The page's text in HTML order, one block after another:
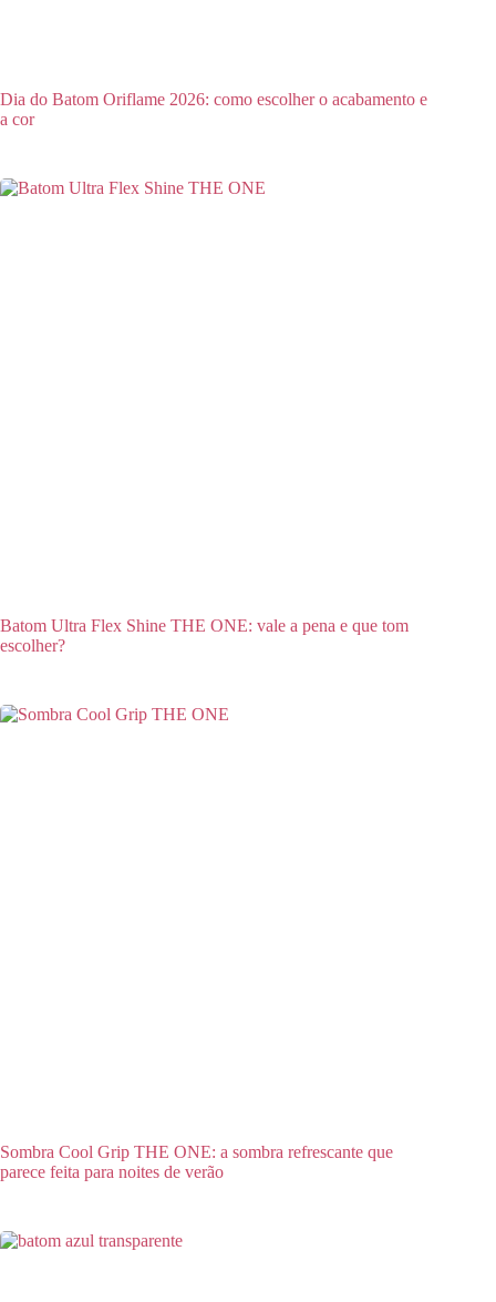
Dia do Batom Oriflame 2026: como escolher o acabamento e
a cor
Batom Ultra Flex Shine THE ONE: vale a pena e que tom
escolher?
Sombra Cool Grip THE ONE: a sombra refrescante que
parece feita para noites de verão